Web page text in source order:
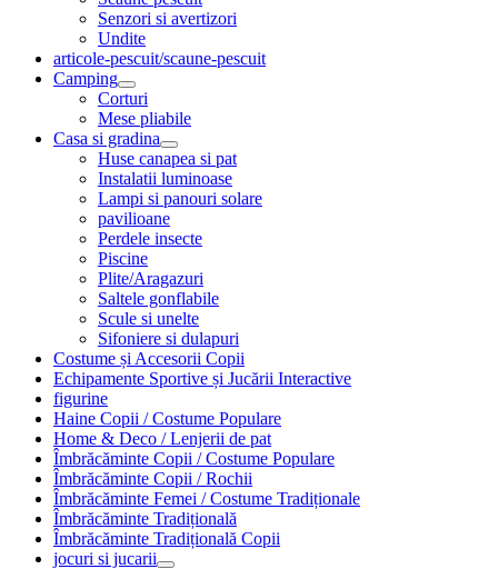
Senzori si avertizori
Undite
articole-pescuit/scaune-pescuit
Camping
Corturi
Mese pliabile
Casa si gradina
Huse canapea si pat
Instalatii luminoase
Lampi si panouri solare
pavilioane
Perdele insecte
Piscine
Plite/Aragazuri
Saltele gonflabile
Scule si unelte
Sifoniere si dulapuri
Costume și Accesorii Copii
Echipamente Sportive și Jucării Interactive
figurine
Haine Copii / Costume Populare
Home & Deco / Lenjerii de pat
Îmbrăcăminte Copii / Costume Populare
Îmbrăcăminte Copii / Rochii
Îmbrăcăminte Femei / Costume Tradiționale
Îmbrăcăminte Tradițională
Îmbrăcăminte Tradițională Copii
jocuri si jucarii